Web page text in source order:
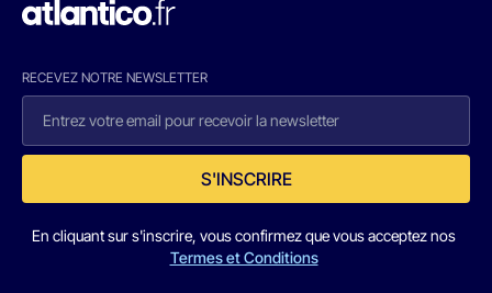
RECEVEZ NOTRE NEWSLETTER
S'INSCRIRE
En cliquant sur s'inscrire, vous confirmez que vous acceptez nos
Termes et Conditions